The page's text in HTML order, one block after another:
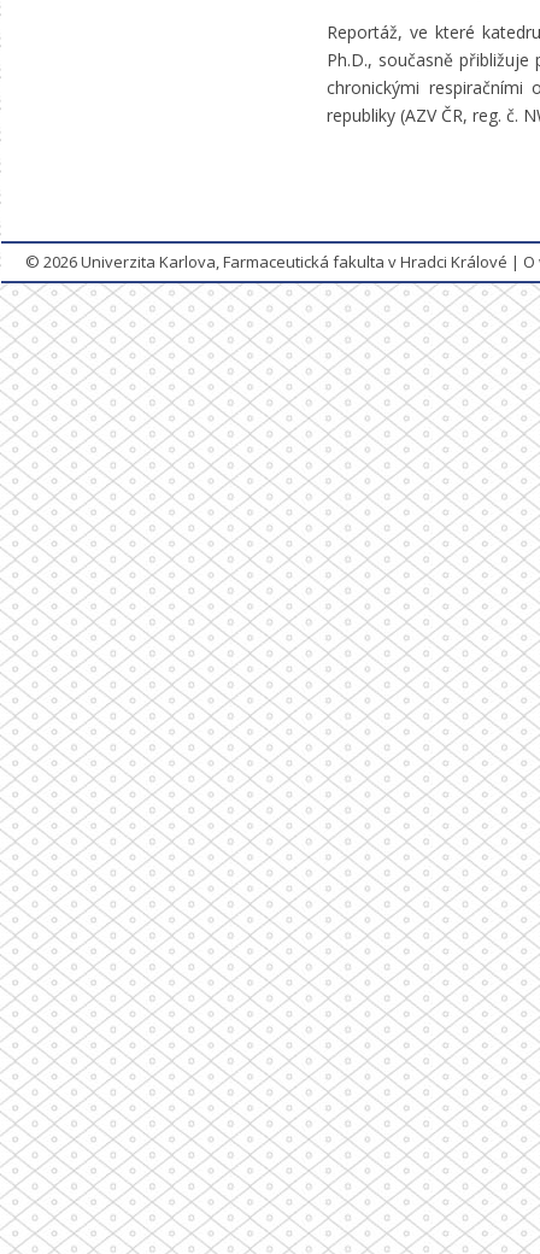
Reportáž, ve které
Ph.D., současně
chronickými respiračními
republiky (AZV ČR, reg. č.
© 2026Univerzita Karlova, Farmaceutická fakulta v Hradci Králové |